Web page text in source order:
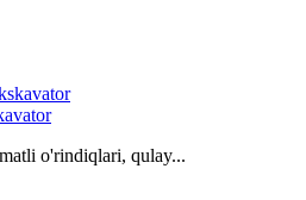
o'rindiqlari, qulay...